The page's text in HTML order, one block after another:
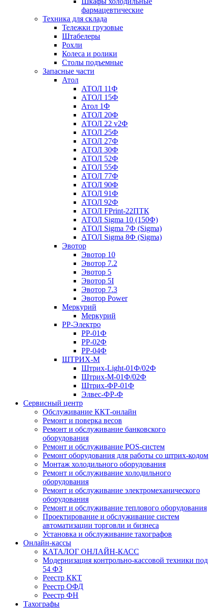
фармацевтические
Техника для склада
Тележки грузовые
Штабелеры
Рохли
Колеса и ролики
Столы подъемные
Запасные части
Атол
АТОЛ 11Ф
АТОЛ 15Ф
Атол 1Ф
АТОЛ 20Ф
АТОЛ 22 v2Ф
АТОЛ 25Ф
АТОЛ 27Ф
АТОЛ 30Ф
АТОЛ 52Ф
АТОЛ 55Ф
АТОЛ 77Ф
АТОЛ 90Ф
АТОЛ 91Ф
АТОЛ 92Ф
АТОЛ FPrint-22ПТК
АТОЛ Sigma 10 (150Ф)
АТОЛ Sigma 7Ф (Sigma)
АТОЛ Sigma 8Ф (Sigma)
Эвотор
Эвотор 10
Эвотор 7.2
Эвотор 5
Эвотор 5I
Эвотор 7.3
Эвотор Power
Меркурий
Меркурий
РР-Электро
РР-01Ф
РР-02Ф
РР-04Ф
ШТРИХ-М
Штрих-Light-01Ф/02Ф
Штрих-М-01Ф/02Ф
Штрих-ФР-01Ф
Элвес-ФР-Ф
Сервисный центр
Обслуживание ККТ-онлайн
Ремонт и поверка весов
Ремонт и обслуживание банковского
оборудования
Ремонт и обслуживание POS-систем
Ремонт оборудования для работы со штрих-кодом
Монтаж холодильного оборудования
Ремонт и обслуживание холодильного
оборудования
Ремонт и обслуживание электромеханического
оборудования
Ремонт и обслуживание теплового оборудования
Проектирование и обслуживание систем
автоматизации торговли и бизнеса
Установка и обслуживание тахографов
Онлайн-кассы
КАТАЛОГ ОНЛАЙН-КАСС
Модернизация контрольно-кассовой техники под
54 ФЗ
Реестр ККТ
Реестр ОФД
Реестр ФН
Тахографы